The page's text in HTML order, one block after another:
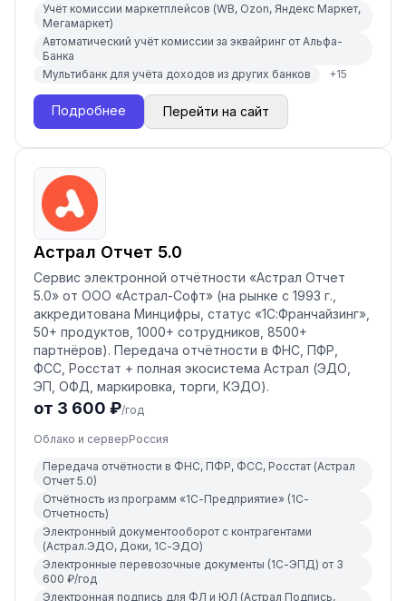
Учёт комиссии маркетплейсов (WB, Ozon, Яндекс Маркет,
Мегамаркет)
Автоматический учёт комиссии за эквайринг от Альфа-
Банка
Мультибанк для учёта доходов из других банков
+15
Подробнее Перейти на сайт
Астрал Отчет 5.0
Сервис электронной отчётности «Астрал Отчет
5.0» от ООО «Астрал-Софт» (на рынке с 1993 г.,
аккредитована Минцифры, статус «1С:Франчайзинг»,
50+ продуктов, 1000+ сотрудников, 8500+
партнёров). Передача отчётности в ФНС, ПФР,
ФСС, Росстат + полная экосистема Астрал (ЭДО,
ЭП, ОФД, маркировка, торги, КЭДО).
от 3 600 ₽/год
Облако и серверРоссия
Передача отчётности в ФНС, ПФР, ФСС, Росстат (Астрал
Отчет 5.0)
Отчётность из программ «1С-Предприятие» (1С-
Отчетность)
Электронный документооборот с контрагентами
(Астрал.ЭДО, Доки, 1С-ЭДО)
Электронные перевозочные документы (1С-ЭПД) от 3
600 ₽/год
Электронная подпись для ФЛ и ЮЛ (Астрал Подпись,